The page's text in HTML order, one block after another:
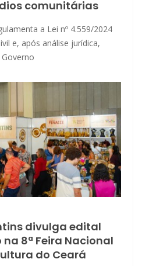
comunitárias
a Lei nº 4.559/2024
e, após análise jurídica,
divulga edital
8ª Feira Nacional
do Ceará